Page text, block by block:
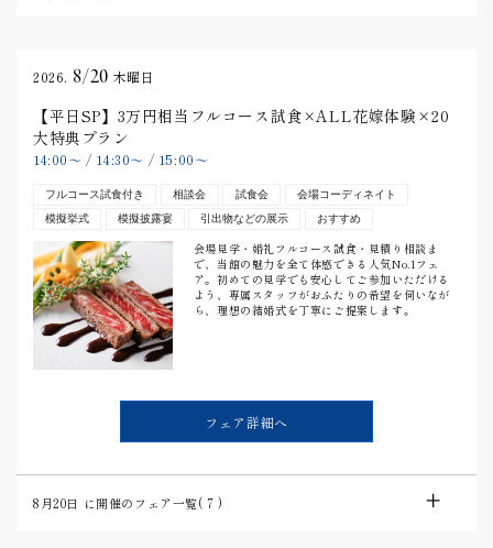
2026. 8/20 木曜日
【平日SP】3万円相当フルコース試食×ALL花嫁体験×20
大特典プラン
14:00〜/ 14:30〜 / 15:00〜
フルコース試食付き 相談会 試食会
会場コーディネイト
模擬挙式
模擬披露宴 引出物などの展示 おすすめ
会場見学・婚礼フルコース試食・見積り相談ま
で、当館の魅力を全て体感できる人気No.1フェ
ア。初めての見学でも安心してご参加いただける
よう、専属スタッフがおふたりの希望を伺いなが
ら、理想の結婚式を丁寧にご提案します。
フェア詳細へ
8月20日 に開催のフェア一覧(7 )